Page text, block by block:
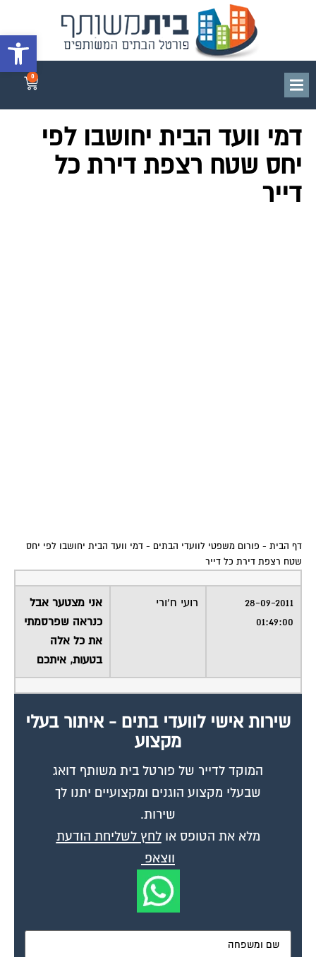
פתח
דמי וועד הבית יחושבו לפי
יחס שטח רצפת דירת כל
דייר
שטח רצפת דירת כל דייר
28-09-2011
01:49:00
רועי ח'ורי
אני מצטער אבל
כנראה שפרסמתי
את כל אלה
בטעות, איתכם
מקצוע
המוקד לדייר של פורטל בית משותף דואג
שבעלי מקצוע הוגנים ומקצועיים יתנו לך
שירות.
מלא את הטופס אולחץ לשליחת הודעת
ווצאפ